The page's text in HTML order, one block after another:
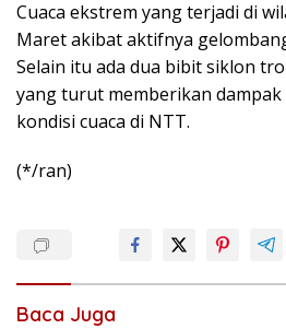
Cuaca ekstrem yang terjadi di
Maret akibat aktifnya
Selain itu ada dua bibit siklon
yang turut memberikan
kondisi cuaca di NTT.
(*/ran)
Baca Juga